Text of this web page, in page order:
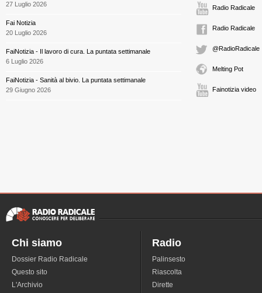
27 Luglio 2026
Fai Notizia
20 Luglio 2026
FaiNotizia - Il lavoro di cura. La puntata settimanale
6 Luglio 2026
FaiNotizia - Sanità al bivio. La puntata settimanale
29 Giugno 2026
Radio Radicale
Radio Radicale
@RadioRadicale
Melting Pot
Fainotizia video
Chi siamo
Dossier Radio Radicale
Questo sito
L'Archivio
Radio
Palinsesto
Riascolta
Dirette